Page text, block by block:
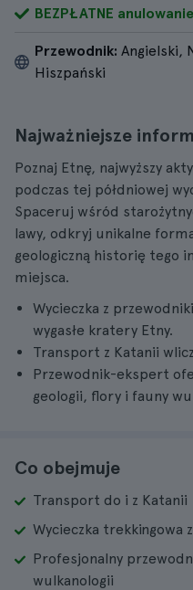
BEZPŁATNE anulowanie
Przewodnik: Angielski,
Hiszpański
Najważniejsze
Poznaj Etnę, najwyższy
podczas tej półdniowej
Spaceruj wśród
lawy, odkryj unikalne
geologiczną historię tego
miejsca.
Wycieczka z
wygasłe kratery Etny.
Transport z Katanii
Przewodnik-ekspert
geologii, flory i fauny
Co obejmuje
Transport do i z Katanii
Wycieczka trekkingowa
Profesjonalny
wulkanologii